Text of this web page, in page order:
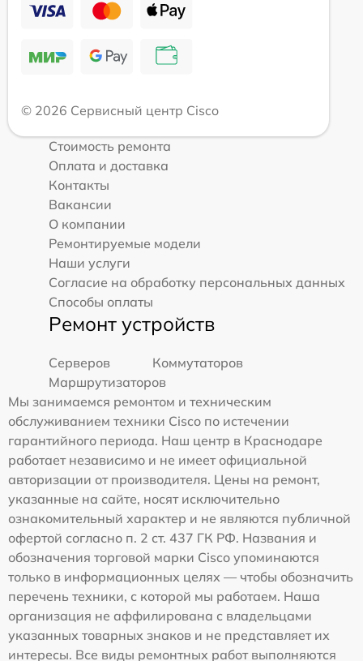
© 2026 Сервисный центр Cisco
Стоимость ремонта
Оплата и доставка
Контакты
Вакансии
О компании
Ремонтируемые модели
Наши услуги
Согласие на обработку персональных данных
Способы оплаты
Ремонт устройств
Серверов
Коммутаторов
Маршрутизаторов
Мы занимаемся ремонтом и техническим
обслуживанием техники Cisco по истечении
гарантийного периода. Наш центр в Краснодаре
работает независимо и не имеет официальной
авторизации от производителя. Цены на ремонт,
указанные на сайте, носят исключительно
ознакомительный характер и не являются публичной
офертой согласно п. 2 ст. 437 ГК РФ. Названия и
обозначения торговой марки Cisco упоминаются
только в информационных целях — чтобы обозначить
перечень техники, с которой мы работаем. Наша
организация не аффилирована с владельцами
указанных товарных знаков и не представляет их
интересы. Все виды ремонтных работ выполняются